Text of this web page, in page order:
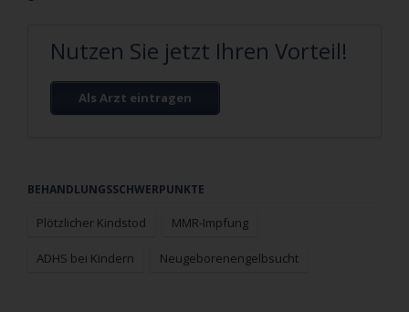
Nutzen Sie jetzt Ihren Vorteil!
Als Arzt eintragen
Navigation
BEHANDLUNGSSCHWERPUNKTE
Plötzlicher Kindstod MMR-Impfung
ADHS bei Kindern Neugeborenengelbsucht